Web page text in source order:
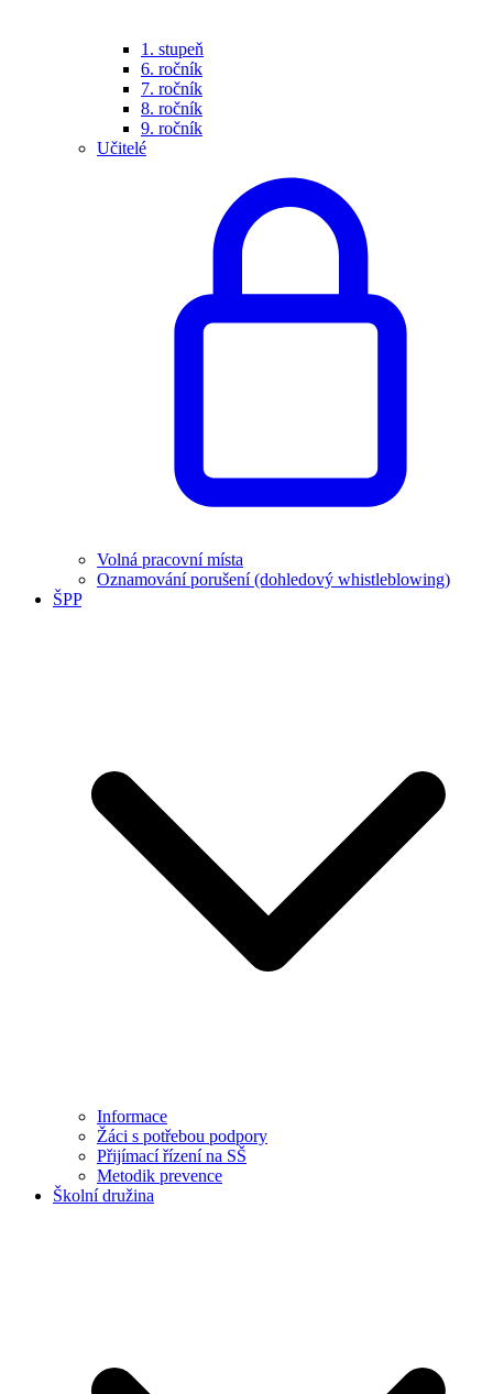
1. stupeň
6. ročník
7. ročník
8. ročník
9. ročník
Učitelé
Volná pracovní místa
Oznamování porušení (dohledový whistleblowing)
ŠPP
Informace
Žáci s potřebou podpory
Přijímací řízení na SŠ
Metodik prevence
Školní družina